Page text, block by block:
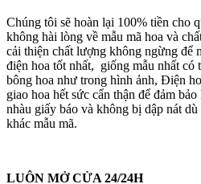
Chúng tôi sẽ hoàn lại 100% tiền cho
không hài lòng về mẫu mã hoa và
cải thiện chất lượng không ngừng để
điện hoa tốt nhất, giống mẫu nhất có
bông hoa như trong hình ảnh, Điện
giao hoa hết sức cẩn thận để đảm
nhàu giấy báo và không bị dập nát
khác mẫu mã.
LUÔN MỞ CỬA 24/24H